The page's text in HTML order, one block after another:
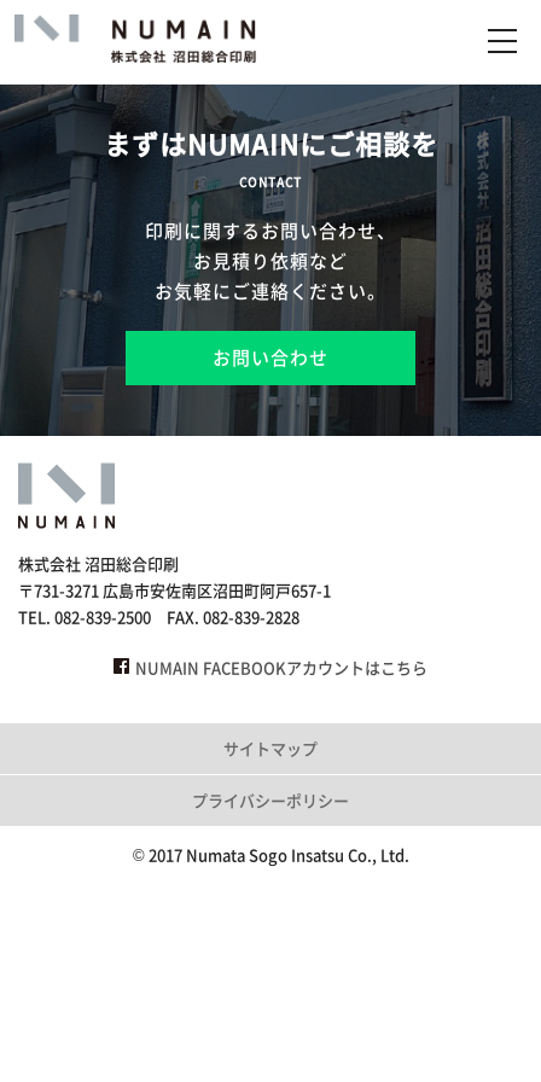
トップ
サービス
実績
企業情報
アップロード
まずはNUMAINにご相談を
CONTACT
印刷に関するお問い合わせ、
お見積り依頼など
お気軽にご連絡ください。
お問い合わせ
株式会社 沼田総合印刷
〒731-3271 広島市安佐南区沼田町阿戸657-1
TEL. 082-839-2500 FAX. 082-839-2828
NUMAIN FACEBOOKアカウントはこちら
サイトマップ
プライバシーポリシー
© 2017 Numata Sogo Insatsu Co., Ltd.